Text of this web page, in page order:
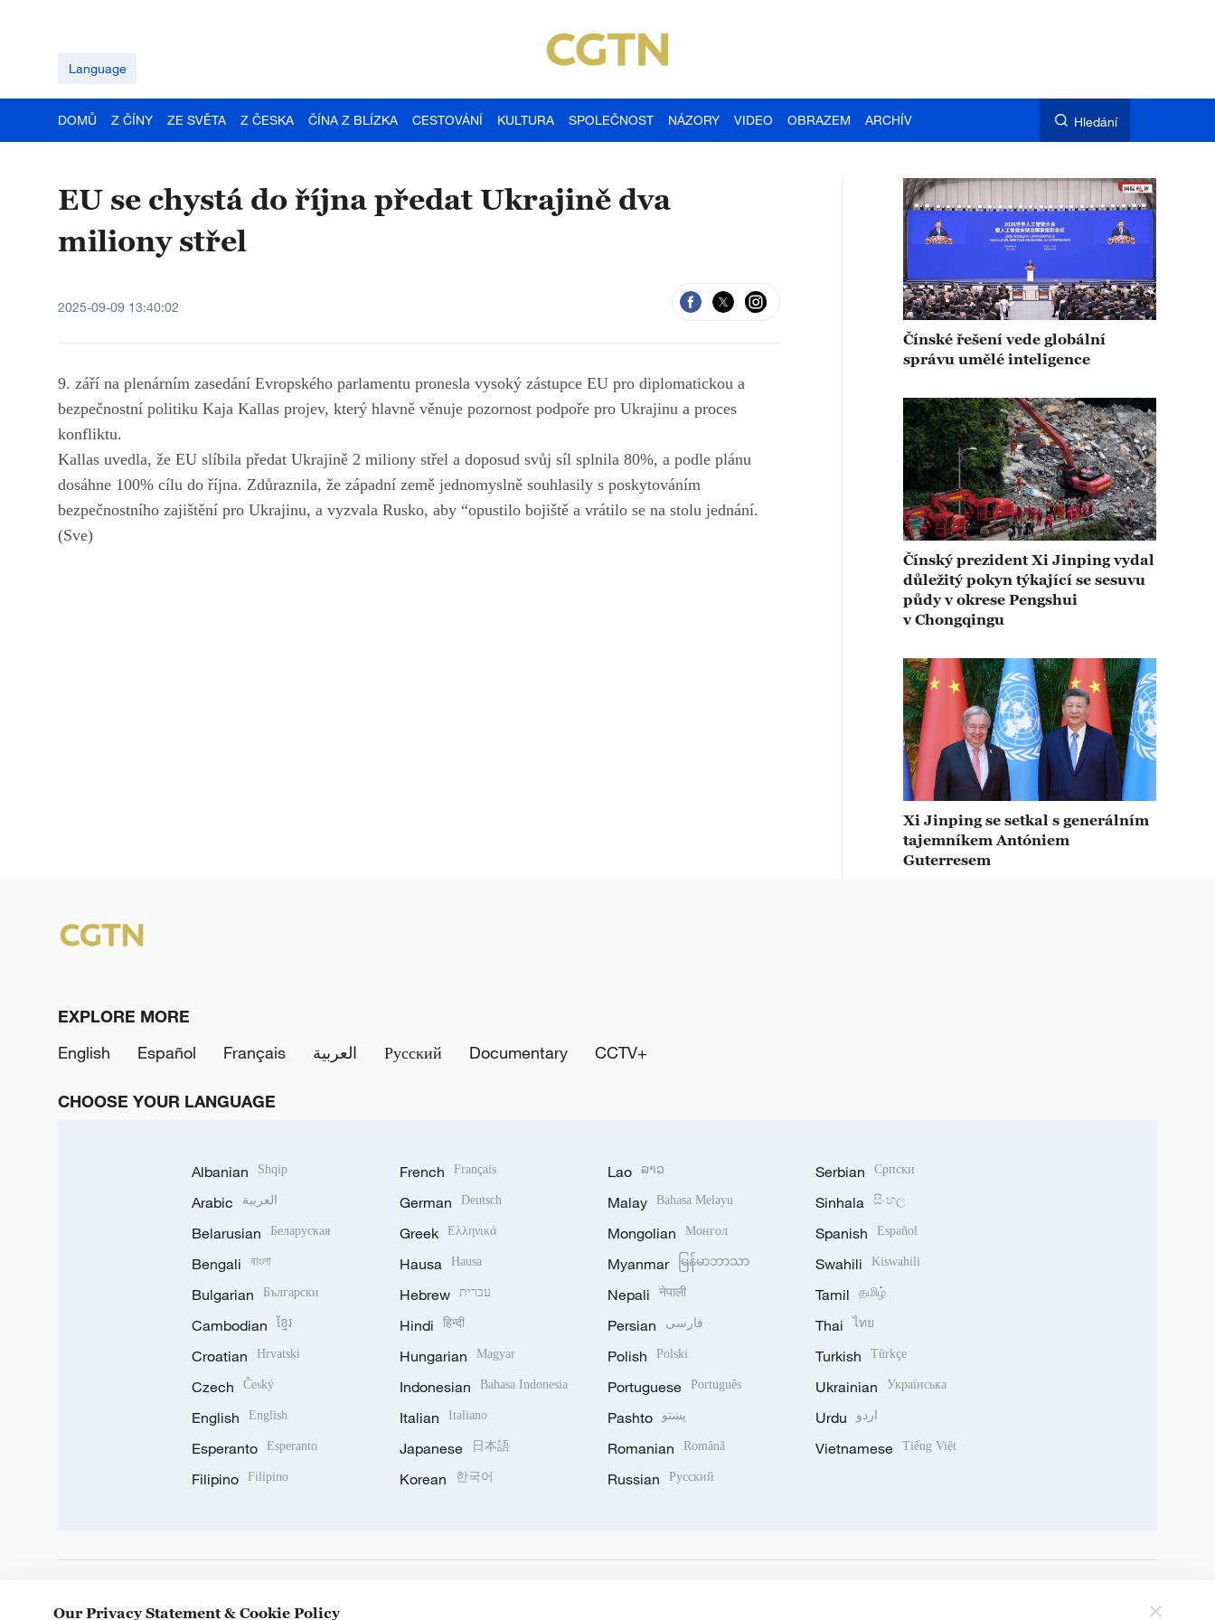
Language
DOMŮ Z ČÍNY ZE SVĚTA Z ČESKA ČÍNA Z BLÍZKA CESTOVÁNÍ KULTURA SPOLEČNOST NÁZORY VIDEO OBRAZEM ARCHÍV Hledání
EU se chystá do října předat Ukrajině dva
miliony střel
2025-09-09 13:40:02
9. září na plenárním zasedání Evropského parlamentu pronesla vysoký zástupce EU pro diplomatickou a
bezpečnostní politiku Kaja Kallas projev, který hlavně věnuje pozornost podpoře pro Ukrajinu a proces
konfliktu.
Kallas uvedla, že EU slíbila předat Ukrajině 2 miliony střel a doposud svůj síl splnila 80%, a podle plánu
dosáhne 100% cílu do října. Zdůraznila, že západní země jednomyslně souhlasily s poskytováním
bezpečnostního zajištění pro Ukrajinu, a vyzvala Rusko, aby “opustilo bojiště a vrátilo se na stolu jednání.
(Sve)
Čínské řešení vede globální
správu umělé inteligence
Čínský prezident Xi Jinping vydal
důležitý pokyn týkající se sesuvu
půdy v okrese Pengshui
v Chongqingu
Xi Jinping se setkal s generálním
tajemníkem Antóniem
Guterresem
EXPLORE MORE
English
Español Français العربية Русский Documentary CCTV+
CHOOSE YOUR LANGUAGE
Albanian Shqip
Arabic العربية
Belarusian Беларуская
Bengali বাংলা
Bulgarian Български
Cambodian ខ្មែរ
Croatian Hrvatski
Czech Český
English English
Esperanto Esperanto
Filipino Filipino
French Français
German Deutsch
Greek Ελληνικά
Hausa Hausa
Hebrew עברית
Hindi हिन्दी
Hungarian Magyar
Indonesian Bahasa Indonesia
Italian Italiano
Japanese 日本語
Korean 한국어
Lao ລາວ
Malay Bahasa Melayu
Mongolian Монгол
Myanmar မြန်မာဘာသာ
Nepali नेपाली
Persian فارسی
Polish Polski
Portuguese Português
Pashto پښتو
Romanian Română
Russian Русский
Serbian Српски
Sinhala සිංහල
Spanish Español
Swahili Kiswahili
Tamil தமிழ்
Thai ไทย
Turkish Türkçe
Ukrainian Українська
Urdu اردو
Vietnamese Tiếng Việt
Our Privacy Statement & Cookie Policy